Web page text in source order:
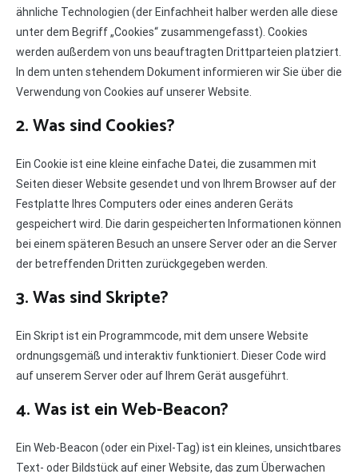
ähnliche Technologien (der Einfachheit halber werden alle diese
unter dem Begriff „Cookies“ zusammengefasst). Cookies
werden außerdem von uns beauftragten Drittparteien platziert.
In dem unten stehendem Dokument informieren wir Sie über die
Verwendung von Cookies auf unserer Website.
2. Was sind Cookies?
Ein Cookie ist eine kleine einfache Datei, die zusammen mit
Seiten dieser Website gesendet und von Ihrem Browser auf der
Festplatte Ihres Computers oder eines anderen Geräts
gespeichert wird. Die darin gespeicherten Informationen können
bei einem späteren Besuch an unsere Server oder an die Server
der betreffenden Dritten zurückgegeben werden.
3. Was sind Skripte?
Ein Skript ist ein Programmcode, mit dem unsere Website
ordnungsgemäß und interaktiv funktioniert. Dieser Code wird
auf unserem Server oder auf Ihrem Gerät ausgeführt.
4. Was ist ein Web-Beacon?
Ein Web-Beacon (oder ein Pixel-Tag) ist ein kleines, unsichtbares
Text- oder Bildstück auf einer Website, das zum Überwachen